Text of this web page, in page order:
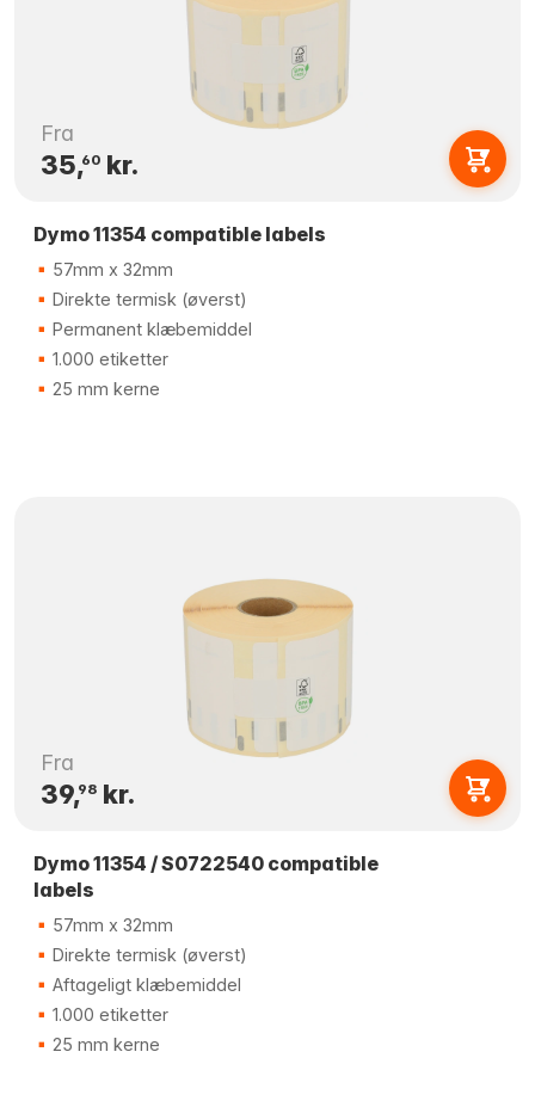
Fra
35,60kr.
Dymo 11354 compatible labels
57mm x 32mm
Direkte termisk (øverst)
Permanent klæbemiddel
1.000 etiketter
25 mm kerne
Fra
39,98kr.
Dymo 11354 / S0722540 compatible
labels
57mm x 32mm
Direkte termisk (øverst)
Aftageligt klæbemiddel
1.000 etiketter
25 mm kerne